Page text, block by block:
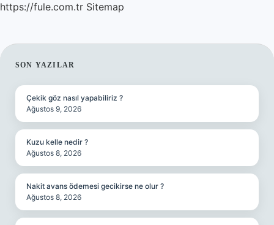
https://fule.com.tr Sitemap
SIDEBAR
SON YAZILAR
Çekik göz nasıl yapabiliriz ?
Ağustos 9, 2026
Kuzu kelle nedir ?
Ağustos 8, 2026
Nakit avans ödemesi gecikirse ne olur ?
Ağustos 8, 2026